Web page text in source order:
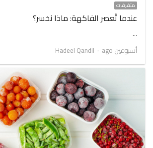
متفرقات
عندما تُعصر الفاكهة: ماذا نخسر؟
…
أسبوعين ago
Author
Hadeel Qandil